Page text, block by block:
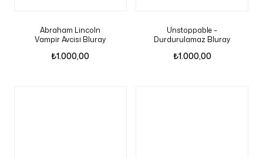
Abraham Lincoln
Vampir Avcisi Bluray
₺1.000,00
Unstoppable –
Durdurulamaz Bluray
₺1.000,00